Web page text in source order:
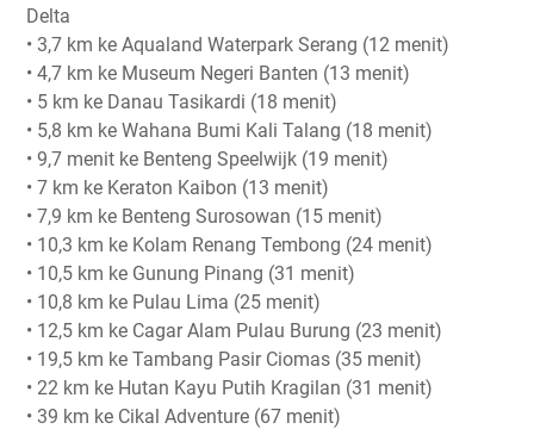
Delta
• 3,7 km ke Aqualand Waterpark Serang (12 menit)
• 4,7 km ke Museum Negeri Banten (13 menit)
• 5 km ke Danau Tasikardi (18 menit)
• 5,8 km ke Wahana Bumi Kali Talang (18 menit)
• 9,7 menit ke Benteng Speelwijk (19 menit)
• 7 km ke Keraton Kaibon (13 menit)
• 7,9 km ke Benteng Surosowan (15 menit)
• 10,3 km ke Kolam Renang Tembong (24 menit)
• 10,5 km ke Gunung Pinang (31 menit)
• 10,8 km ke Pulau Lima (25 menit)
• 12,5 km ke Cagar Alam Pulau Burung (23 menit)
• 19,5 km ke Tambang Pasir Ciomas (35 menit)
• 22 km ke Hutan Kayu Putih Kragilan (31 menit)
• 39 km ke Cikal Adventure (67 menit)